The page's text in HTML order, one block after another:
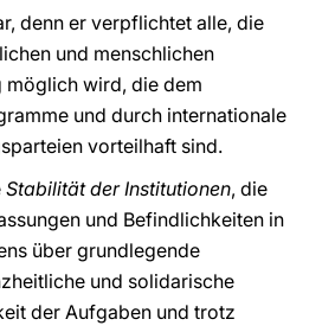
denn er verpflichtet alle, die
und menschlichen
möglich wird, die dem
und durch internationale
vorteilhaft sind.
Stabilität der Institutionen, die
und Befindlichkeiten in
über grundlegende
und solidarische
der Aufgaben und trotz